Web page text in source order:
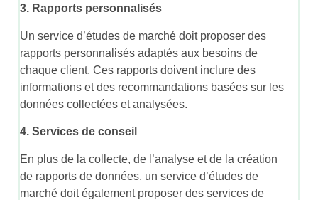
3. Rapports personnalisés
Un service d’études de marché doit proposer des
rapports personnalisés adaptés aux besoins de
chaque client. Ces rapports doivent inclure des
informations et des recommandations basées sur les
données collectées et analysées.
4. Services de conseil
En plus de la collecte, de l’analyse et de la création
de rapports de données, un service d’études de
marché doit également proposer des services de